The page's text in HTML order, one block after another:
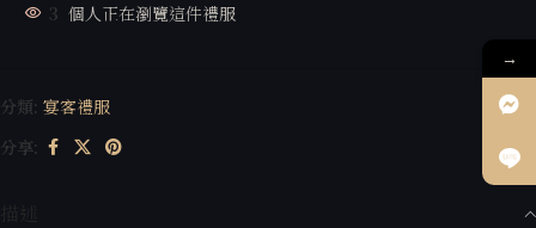
3 個人正在瀏覽這件禮服
分類: 宴客禮服
分享:
→